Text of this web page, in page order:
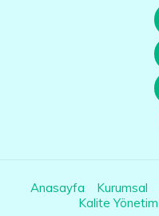
Anasayfa Kurumsal
Kalite Yönetim